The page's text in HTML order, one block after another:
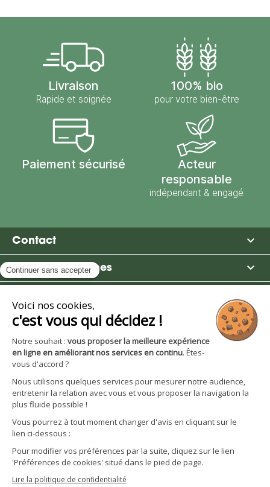
Livraison
Rapide et soignée
100% bio
pour votre bien-être
Paiement sécurisé
Acteur
responsable
indépendant & engagé
Contact 
Moulin des Moines 
Avantages et services 